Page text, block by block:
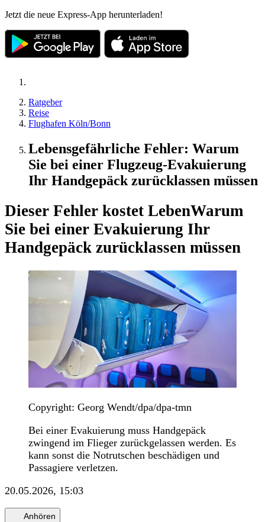
Jetzt die neue Express-App herunterladen!
Ratgeber
Reise
Flughafen Köln/Bonn
Lebensgefährliche Fehler: Warum
Sie bei einer Flugzeug-Evakuierung
Ihr Handgepäck zurücklassen müssen
Dieser Fehler kostet LebenWarum
Sie bei einer Evakuierung Ihr
Handgepäck zurücklassen müssen
Copyright: Georg Wendt/dpa/dpa-tmn
Bei einer Evakuierung muss Handgepäck
zwingend im Flieger zurückgelassen werden. Es
kann sonst die Notrutschen beschädigen und
Passagiere verletzen.
20.05.2026, 15:03
Anhören